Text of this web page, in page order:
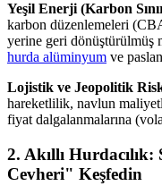
Yeşil Enerji (Karbon
karbon düzenlemeleri
yerine geri dönüştürülmüş
hurda alüminyum ve
Lojistik ve Jeopolitik
hareketlilik, navlun
fiyat dalgalanmalarına
2. Akıllı
Cevheri" Keşfedin